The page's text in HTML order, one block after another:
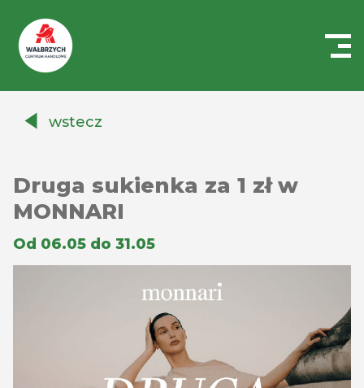
Auchanwstecz
Druga sukienka za 1 zł w
MONNARI
Od 06.05 do 31.05